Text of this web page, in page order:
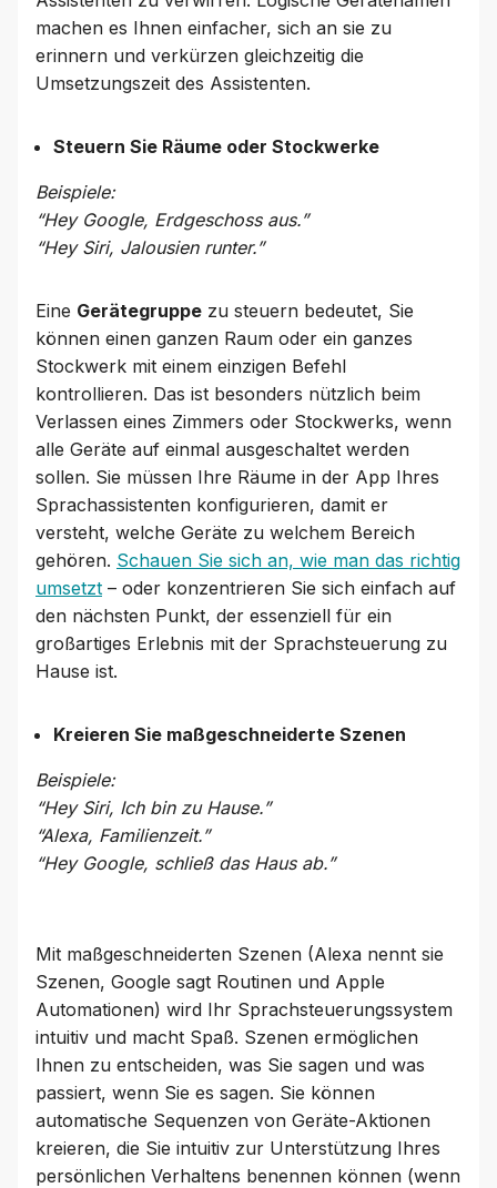
machen es Ihnen einfacher, sich an sie zu
erinnern und verkürzen gleichzeitig die
Umsetzungszeit des Assistenten.
Steuern Sie Räume oder Stockwerke
Beispiele:
“Hey Google, Erdgeschoss aus.”
“Hey Siri, Jalousien runter.”
Eine Gerätegruppe zu steuern bedeutet, Sie
können einen ganzen Raum oder ein ganzes
Stockwerk mit einem einzigen Befehl
kontrollieren. Das ist besonders nützlich beim
Verlassen eines Zimmers oder Stockwerks, wenn
alle Geräte auf einmal ausgeschaltet werden
sollen. Sie müssen Ihre Räume in der App Ihres
Sprachassistenten konfigurieren, damit er
versteht, welche Geräte zu welchem Bereich
gehören. Schauen Sie sich an, wie man das richtig
umsetzt – oder konzentrieren Sie sich einfach auf
den nächsten Punkt, der essenziell für ein
großartiges Erlebnis mit der Sprachsteuerung zu
Hause ist.
Kreieren Sie maßgeschneiderte Szenen
Beispiele:
“Hey Siri, Ich bin zu Hause.”
“Alexa, Familienzeit.”
“Hey Google, schließ das Haus ab.”
Mit maßgeschneiderten Szenen (Alexa nennt sie
Szenen, Google sagt Routinen und Apple
Automationen) wird Ihr Sprachsteuerungssystem
intuitiv und macht Spaß. Szenen ermöglichen
Ihnen zu entscheiden, was Sie sagen und was
passiert, wenn Sie es sagen. Sie können
automatische Sequenzen von Geräte-Aktionen
kreieren, die Sie intuitiv zur Unterstützung Ihres
persönlichen Verhaltens benennen können (wenn